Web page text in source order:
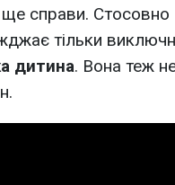
справи. Стосовно
тільки
дитина. Вона теж